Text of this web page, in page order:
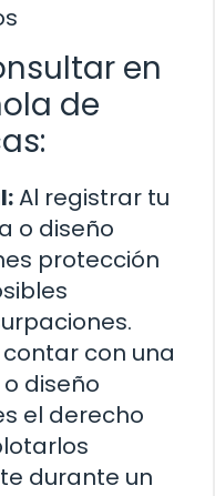
en
de
Al registrar tu
o diseño
protección
contar con una
diseño
el derecho
durante un